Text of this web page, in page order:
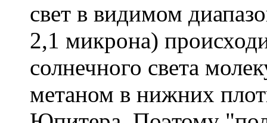
свет в видимом
2,1 микрона)
солнечного света
метаном в нижних